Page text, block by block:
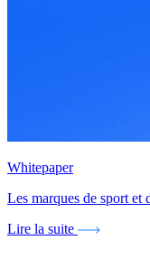
Whitepaper
Les marques de sport et
Lire la suite